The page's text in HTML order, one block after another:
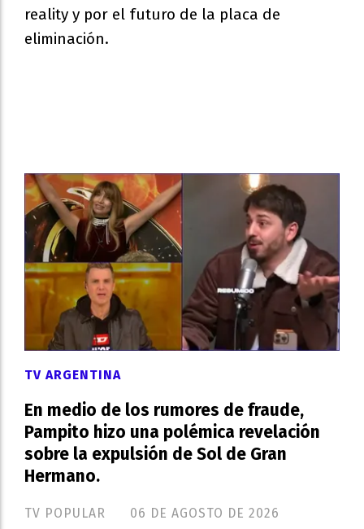
reality y por el futuro de la placa de
eliminación.
En medio de los rumores de fraude,
Pampito hizo una polémica revelación
sobre la expulsión de Sol de Gran
Hermano.
TV POPULAR
TV ARGENTINA
06 DE AGOSTO DE 2026